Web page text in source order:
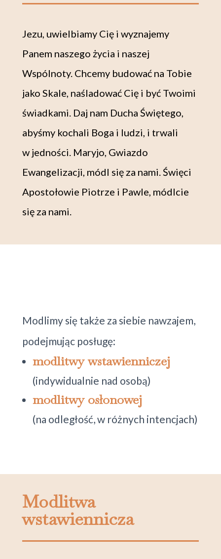
Jezu, uwielbiamy Cię i wyznajemy
Panem naszego życia i naszej
Wspólnoty. Chcemy budować na Tobie
jako Skale, naśladować Cię i być Twoimi
świadkami. Daj nam Ducha Świętego,
abyśmy kochali Boga i ludzi, i trwali
w jedności. Maryjo, Gwiazdo
Ewangelizacji, módl się za nami. Święci
Apostołowie Piotrze i Pawle, módlcie
się za nami.
Modlimy się także za siebie nawzajem,
podejmując posługę:
modlitwy wstawienniczej
(indywidualnie nad osobą)
modlitwy osłonowej
(na odległość, w różnych intencjach)
Modlitwa
wstawiennicza